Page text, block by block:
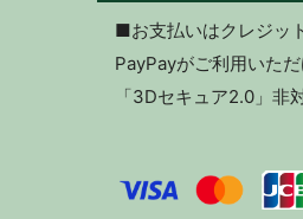
■お支払いはクレジッ
PayPayがご利用いただ
「3Dセキュア2.0」非